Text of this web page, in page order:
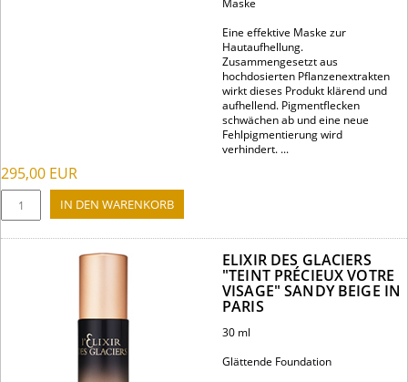
Maske
Eine effektive Maske zur
Hautaufhellung.
Zusammengesetzt aus
hochdosierten Pflanzenextrakten
wirkt dieses Produkt klärend und
aufhellend. Pigmentflecken
schwächen ab und eine neue
Fehlpigmentierung wird
verhindert. ...
295,00 EUR
ELIXIR DES GLACIERS
"TEINT PRÉCIEUX VOTRE
VISAGE" SANDY BEIGE IN
PARIS
30 ml
Glättende Foundation